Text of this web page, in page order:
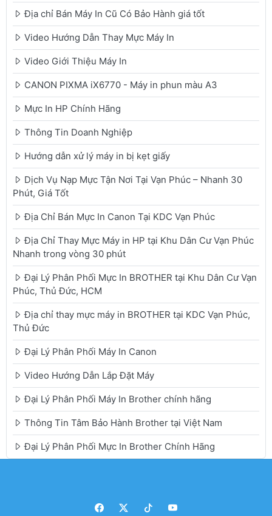
Địa chỉ Bán Máy In Cũ Có Bảo Hành giá tốt
Video Hướng Dẫn Thay Mực Máy In
Video Giới Thiệu Máy In
CANON PIXMA iX6770 - Máy in phun màu A3
Mực In HP Chính Hãng
Thông Tin Doanh Nghiệp
Hướng dẫn xử lý máy in bị kẹt giấy
Dịch Vụ Nạp Mực Tận Nơi Tại Vạn Phúc – Nhanh 30
Phút, Giá Tốt
Địa Chỉ Bán Mực In Canon Tại KDC Vạn Phúc
Địa Chỉ Thay Mực Máy in HP tại Khu Dân Cư Vạn Phúc
Nhanh trong vòng 30 phút
Đại Lý Phân Phối Mực In BROTHER tại Khu Dân Cư Vạn
Phúc, Thủ Đức, HCM
Địa chỉ thay mực máy in BROTHER tại KDC Vạn Phúc,
Thủ Đức
Đại Lý Phân Phối Máy In Canon
Video Hướng Dẫn Lắp Đặt Máy
Đại Lý Phân Phối Máy In Brother chính hãng
Thông Tin Tâm Bảo Hành Brother tại Việt Nam
Đại Lý Phân Phối Mực In Brother Chính Hãng